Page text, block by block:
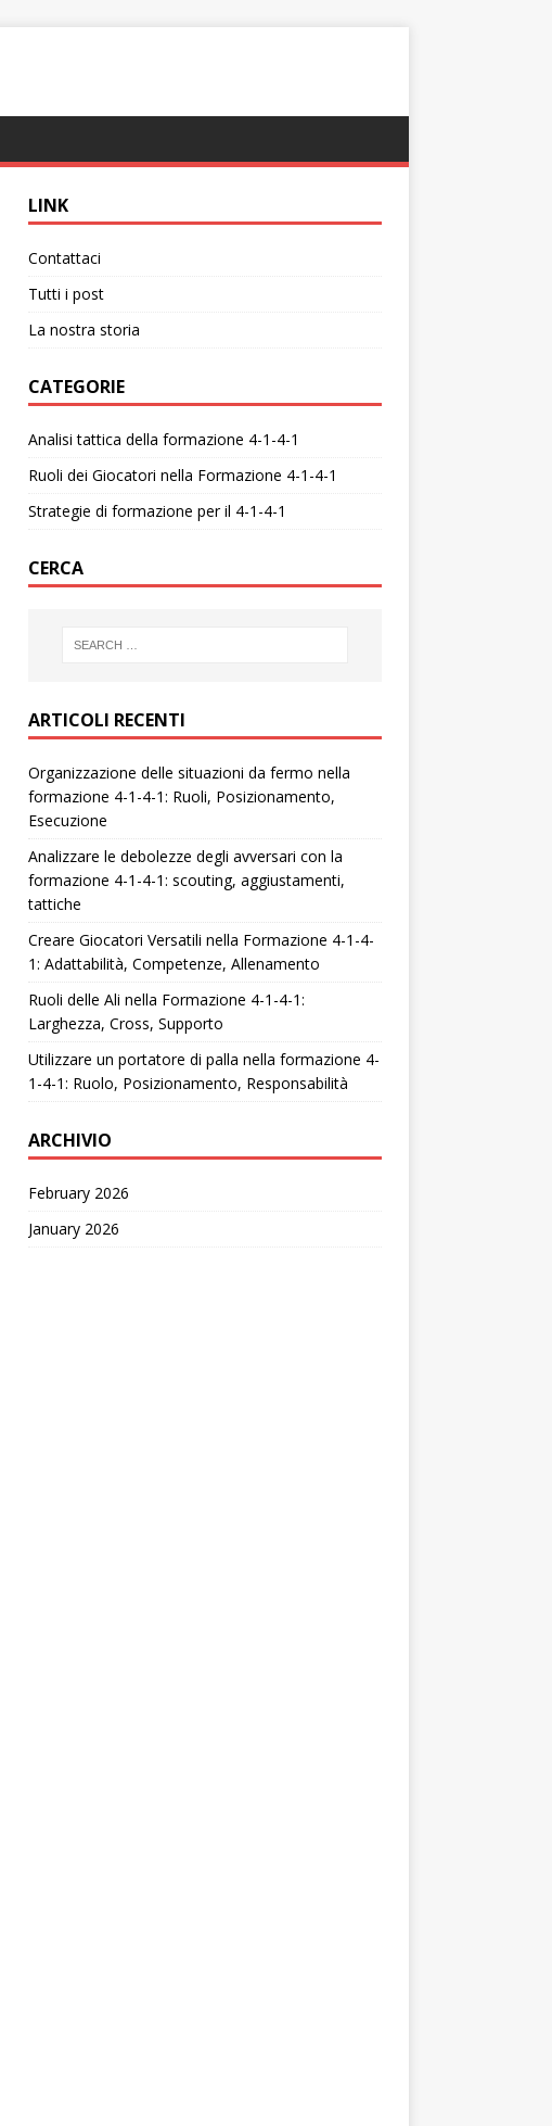
LINK
Contattaci
Tutti i post
La nostra storia
CATEGORIE
Analisi tattica della formazione 4-1-4-1
Ruoli dei Giocatori nella Formazione 4-1-4-1
Strategie di formazione per il 4-1-4-1
CERCA
ARTICOLI RECENTI
Organizzazione delle situazioni da fermo nella
formazione 4-1-4-1: Ruoli, Posizionamento,
Esecuzione
Analizzare le debolezze degli avversari con la
formazione 4-1-4-1: scouting, aggiustamenti,
tattiche
Creare Giocatori Versatili nella Formazione 4-1-4-
1: Adattabilità, Competenze, Allenamento
Ruoli delle Ali nella Formazione 4-1-4-1:
Larghezza, Cross, Supporto
Utilizzare un portatore di palla nella formazione 4-
1-4-1: Ruolo, Posizionamento, Responsabilità
ARCHIVIO
February 2026
January 2026